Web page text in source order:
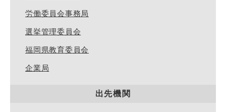
労働委員会事務局
選挙管理委員会
福岡県教育委員会
企業局
出先機関